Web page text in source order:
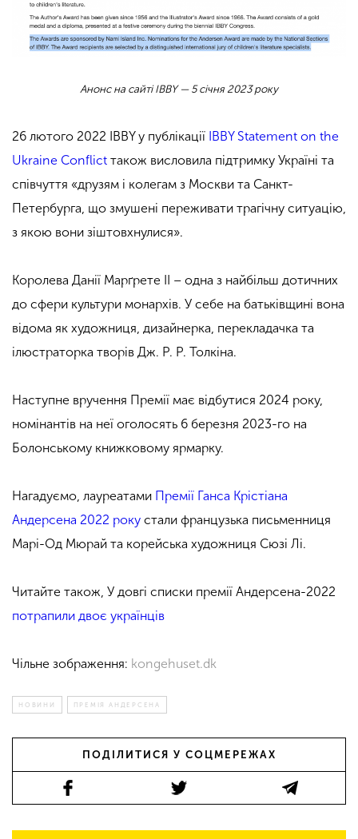
Анонс на сайті IBBY — 5 січня 2023 року
26 лютого 2022 IBBY у публікації IBBY Statement on the
Ukraine Conflict також висловила підтримку Україні та
співчуття «друзям і колегам з Москви та Санкт-
Петербурга, що змушені переживати трагічну ситуацію,
з якою вони зіштовхнулися».
Королева Данії Марґрете ІІ – одна з найбільш дотичних
до сфери культури монархів. У себе на батьківщині вона
відома як художниця, дизайнерка, перекладачка та
ілюстраторка творів Дж. Р. Р. Толкіна.
Наступне вручення Премії має відбутися 2024 року,
номінантів на неї оголосять 6 березня 2023-го на
Болонському книжковому ярмарку.
Нагадуємо, лауреатами Премії Ганса Крістіана
Андерсена 2022 року стали французька письменниця
Марі-Од Мюрай та корейська художниця Сюзі Лі.
Читайте також, У довгі списки премії Андерсена-2022
потрапили двоє українців
Чільне зображення: kongehuset.dk
НОВИНИ ПРЕМІЯ АНДЕРСЕНА
ПОДІЛИТИСЯ У СОЦМЕРЕЖАХ